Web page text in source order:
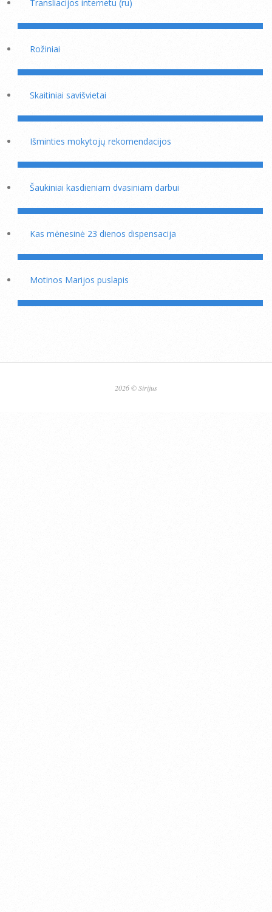
Transliacijos internetu (ru)
Rožiniai
Skaitiniai savišvietai
Išminties mokytojų rekomendacijos
Šaukiniai kasdieniam dvasiniam darbui
Kas mėnesinė 23 dienos dispensacija
Motinos Marijos puslapis
2026 © Sirijus